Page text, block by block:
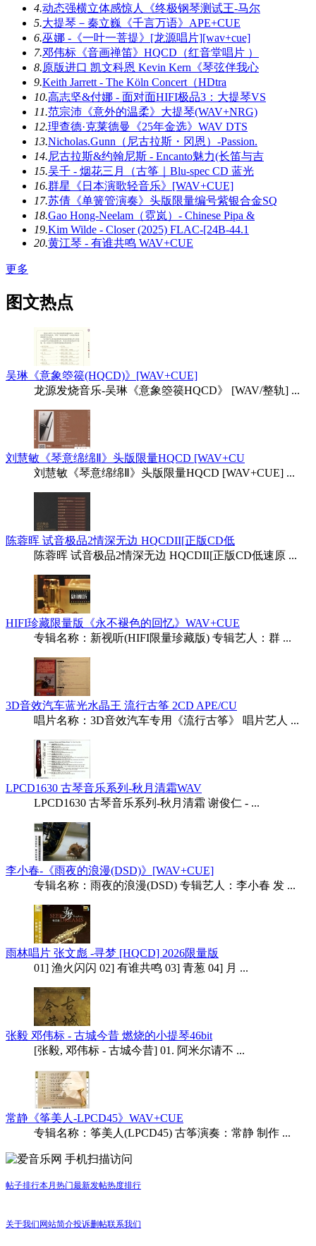
4.动态强横立体感惊人《终极钢琴测试王-马尔
5.大提琴－秦立巍《千言万语》APE+CUE
6.巫娜 -《一叶一菩提》[龙源唱片][wav+cue]
7.邓伟标《音画禅笛》HQCD（红音堂唱片 ）
8.原版进口 凯文科恩 Kevin Kern《琴弦伴我心
9.Keith Jarrett - The Köln Concert（HDtra
10.高志坚&付娜 - 面对面HIFI极品3：大提琴VS
11.范宗沛《意外的温柔》大提琴(WAV+NRG)
12.理查德·克莱德曼《25年金选》WAV DTS
13.Nicholas.Gunn（尼古拉斯・冈恩）-Passion.
14.尼古拉斯&约翰尼斯 - Encanto魅力(长笛与吉
15.吴千 - 烟花三月（古筝｜Blu-spec CD 蓝光
16.群星《日本演歌轻音乐》[WAV+CUE]
17.苏倩《单簧管演奏》头版限量编号紫银合金SQ
18.Gao Hong-Neelam（霓岚）- Chinese Pipa &
19.Kim Wilde - Closer (2025) FLAC-[24B-44.1
20.黄江琴 - 有谁共鸣 WAV+CUE
更多
图文热点
吴琳《意象箜篌(HQCD)》[WAV+CUE]
龙源发烧音乐-吴琳《意象箜篌HQCD》 [WAV/整轨] ...
刘慧敏《琴意绵绵Ⅱ》头版限量HQCD [WAV+CU
刘慧敏《琴意绵绵Ⅱ》头版限量HQCD [WAV+CUE] ...
陈蓉晖 试音极品2情深无边 HQCDII[正版CD低
陈蓉晖 试音极品2情深无边 HQCDII[正版CD低速原 ...
HIFI珍藏限量版《永不褪色的回忆》WAV+CUE
专辑名称：新视听(HIFI限量珍藏版) 专辑艺人：群 ...
3D音效汽车蓝光水晶王 流行古筝 2CD APE/CU
唱片名称：3D音效汽车专用《流行古筝》 唱片艺人 ...
LPCD1630 古琴音乐系列-秋月清霜WAV
LPCD1630 古琴音乐系列-秋月清霜 谢俊仁 - ...
李小春-《雨夜的浪漫(DSD)》[WAV+CUE]
专辑名称：雨夜的浪漫(DSD) 专辑艺人：李小春 发 ...
雨林唱片 张文彪 -寻梦 [HQCD] 2026限量版
01] 渔火闪闪 02] 有谁共鸣 03] 青葱 04] 月 ...
张毅 邓伟标 - 古城今昔 燃烧的小提琴46bit
[张毅, 邓伟标 - 古城今昔] 01. 阿米尔请不 ...
常静《筝美人-LPCD45》WAV+CUE
专辑名称：筝美人(LPCD45) 古筝演奏：常静 制作 ...
手机扫描访问
帖子排行本月热门最新发帖热度排行
关于我们 网站简介投诉删帖联系我们